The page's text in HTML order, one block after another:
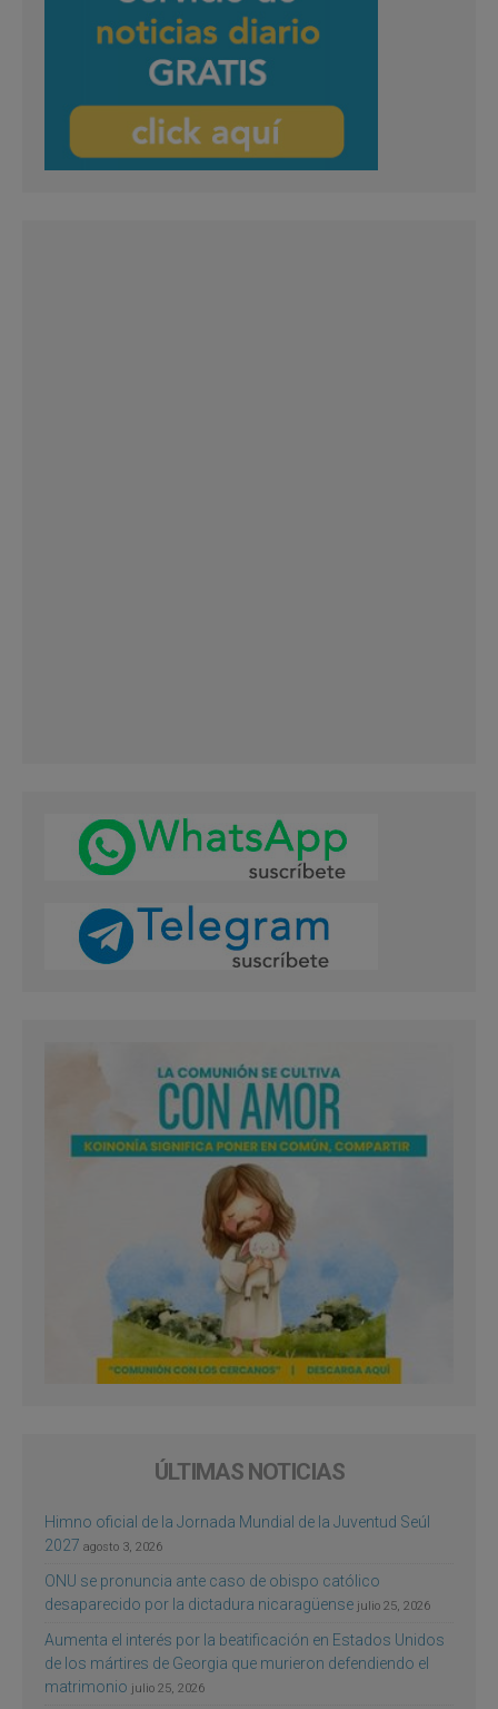
ÚLTIMAS NOTICIAS
Himno oficial de la Jornada Mundial de la Juventud Seúl
2027 agosto 3, 2026
ONU se pronuncia ante caso de obispo católico
desaparecido por la dictadura nicaragüense julio 25, 2026
Aumenta el interés por la beatificación en Estados Unidos
de los mártires de Georgia que murieron defendiendo el
matrimonio julio 25, 2026